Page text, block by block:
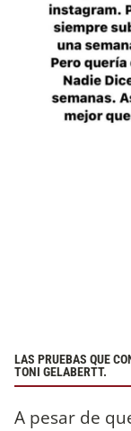
LAS PRUEBAS QUE
TONI GELABERTT.
A pesar de